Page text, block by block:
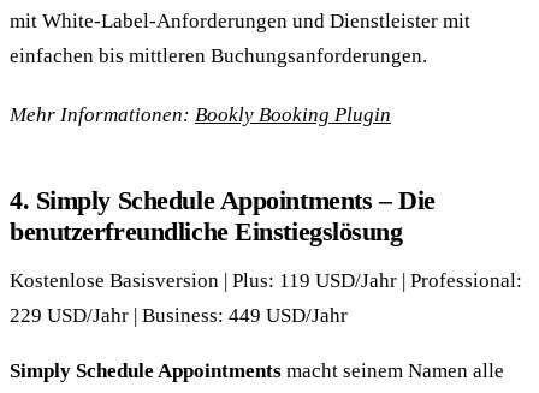
mit White-Label-Anforderungen und Dienstleister mit
einfachen bis mittleren Buchungsanforderungen.
Mehr Informationen: Bookly Booking Plugin
4. Simply Schedule Appointments – Die
benutzerfreundliche Einstiegslösung
Kostenlose Basisversion | Plus: 119 USD/Jahr | Professional:
229 USD/Jahr | Business: 449 USD/Jahr
Simply Schedule Appointments macht seinem Namen alle